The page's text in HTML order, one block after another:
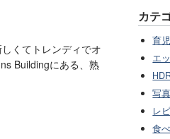
くてトレンディでオ
Buildingにある、熟
カテ
育
エ
写
レ
食